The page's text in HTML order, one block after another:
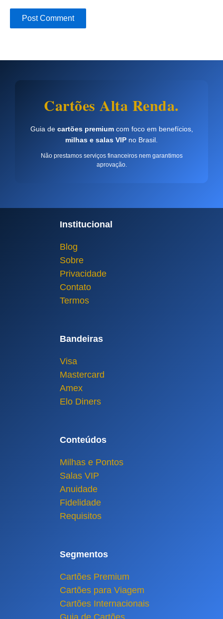
Cartões Alta Renda.
Guia de cartões premiumcom foco em benefícios,
milhas e salas VIP no Brasil.
Não prestamos serviços financeiros nem garantimos
aprovação.
Institucional
Blog
Sobre
Privacidade
Contato
Termos
Bandeiras
Visa
Mastercard
Amex
Elo Diners
Conteúdos
Milhas e Pontos
Salas VIP
Anuidade
Fidelidade
Requisitos
Segmentos
Cartões Premium
Cartões para Viagem
Cartões Internacionais